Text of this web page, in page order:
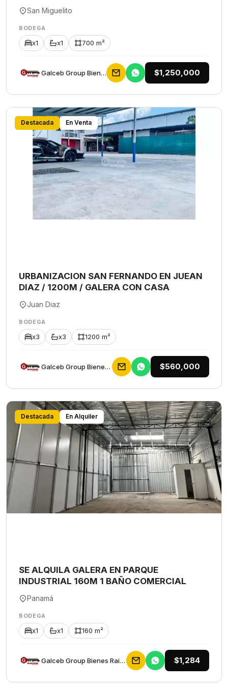
San Miguelito
BODEGA
x1 x1 700 m²
Galceb Group Bienes Raices $1,250,000
Destacada En Venta
URBANIZACION SAN FERNANDO EN JUEAN
DIAZ / 1200M / GALERA CON CASA
Juan Diaz
BODEGA
x3 x3 1200 m²
Galceb Group Bienes Raices $560,000
Destacada En Alquiler
SE ALQUILA GALERA EN PARQUE
INDUSTRIAL 160M 1 BAÑO COMERCIAL
Panamá
BODEGA
x1 x1 160 m²
Galceb Group Bienes Raices $1,284